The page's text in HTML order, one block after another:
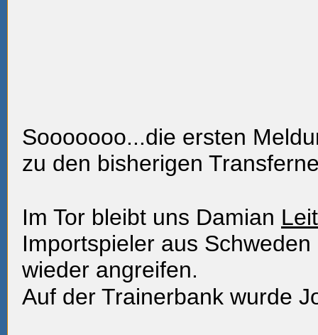
Sooooooo...die ersten
zu den bisherigen
Im Tor bleibt uns Damian
Importspieler aus
wieder angreifen.
Auf der Trainerbank wurde